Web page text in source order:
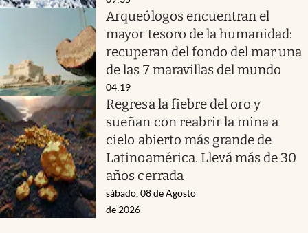
Arqueólogos encuentran el
mayor tesoro de la humanidad:
recuperan del fondo del mar una
de las 7 maravillas del mundo
04:19
Regresa la fiebre del oro y
sueñan con reabrir la mina a
cielo abierto más grande de
Latinoamérica. Llevá más de 30
años cerrada
sábado, 08 de Agosto
de 2026